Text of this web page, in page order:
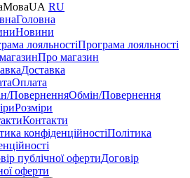
МоваUA RU
Головна
Новини
Програма лояльності
Про магазин
Доставка
Оплата
Обмін/Повернення
Розміри
Контакти
Політика
Договір
оферти